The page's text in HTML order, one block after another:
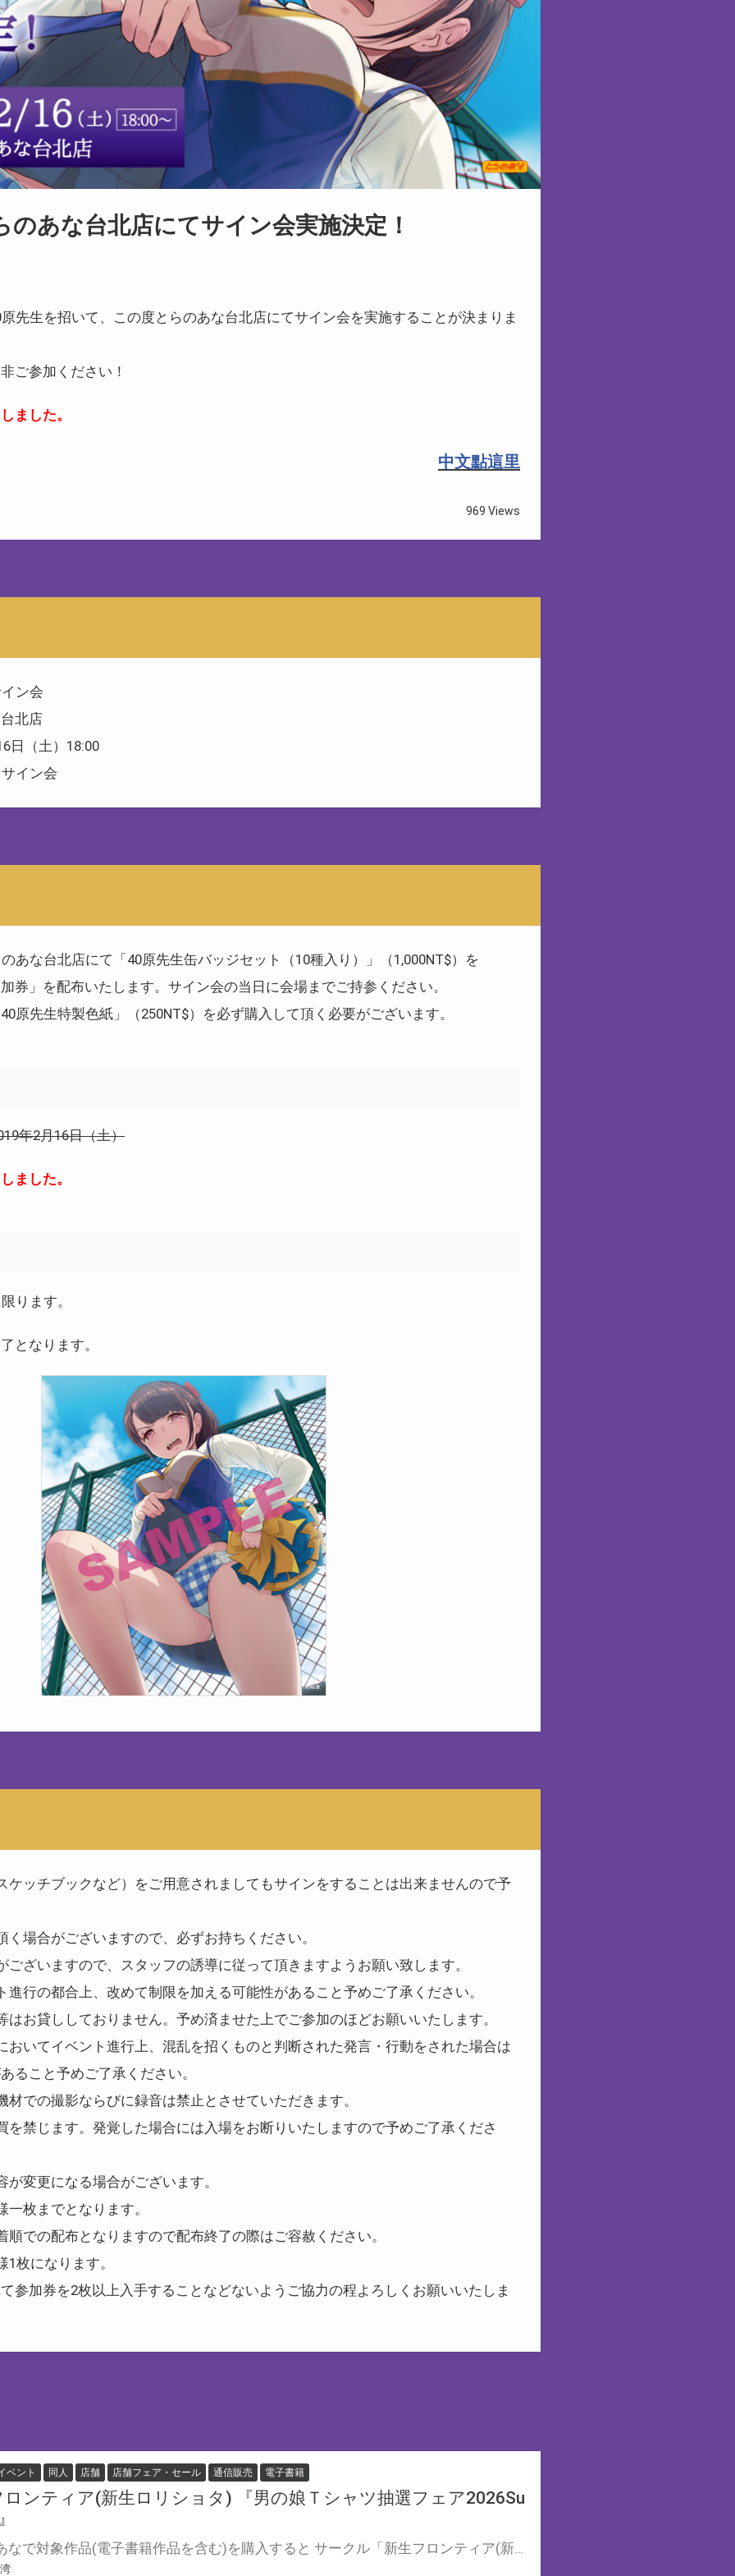
のあな台北店にてサイン会実施決定！
先生を招いて、この度とらのあな台北店にてサイン会を実施することが決まりま
ご参加ください！
ました。
中文點這里
969 Views
ン会
北店
日（土）18:00
イン会
あな台北店にて「40原先生缶バッジセット（10種入り）」（1,000NT$）を
券」を配布いたします。サイン会の当日に会場までご持参ください。
原先生特製色紙」（250NT$）を必ず購入して頂く必要がございます。
年2月16日（土）
ました。
ります。
となります。
ケッチブックなど）をご用意されましてもサインをすることは出来ませんので予
場合がございますので、必ずお持ちください。
ございますので、スタッフの誘導に従って頂きますようお願い致します。
進行の都合上、改めて制限を加える可能性があること予めご了承ください。
はお貸ししておりません。予め済ませた上でご参加のほどお願いいたします。
おいてイベント進行上、混乱を招くものと判断された発言・行動をされた場合は
ること予めご了承ください。
での撮影ならびに録音は禁止とさせていただきます。
を禁じます。発覚した場合には入場をお断りいたしますので予めご了承くださ
変更になる場合がございます。
枚までとなります。
での配布となりますので配布終了の際はご容赦ください。
枚になります。
参加券を2枚以上入手することなどないようご協力の程よろしくお願いいたしま
ベント 同人 店舗 店舗フェア・セール 通信販売 電子書籍
ロンティア(新生ロリショタ) 『男の娘Ｔシャツ抽選フェア2026Su
とらのあなで対象作品(電子書籍作品を含む)を購入すると サークル「新生フロンティア(新生ロリショタ) 」のクリエイターが描く男の娘が彩られた 『男の娘Ｔシャツ』を抽選でプレゼント！！ 是非この機会に手に入れてください。